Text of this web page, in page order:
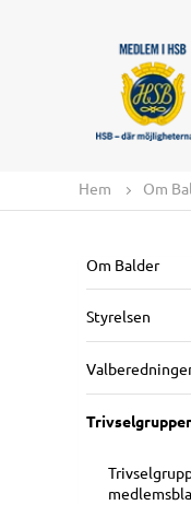
Hem Om
Om Balder
Styrelsen